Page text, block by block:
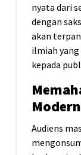
nyata dari
dengan
akan
ilmiah yang
kepada
Modern
Audiens